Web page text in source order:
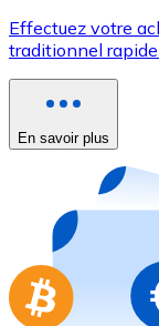
Utilisez les
Acheter avec
Nouveau
Achetez
Aller à la
Effectuez votre
traditionnel
En savoir plus